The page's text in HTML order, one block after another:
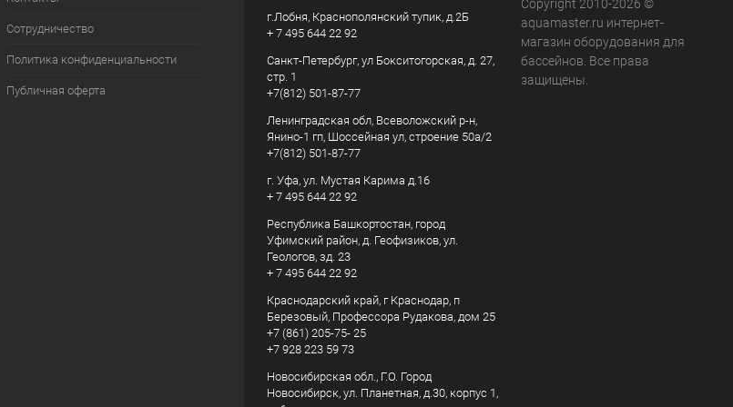
Сотрудничество
Политика конфиденциальности
Публичная оферта
г.Лобня, Краснополянский тупик, д.2Б
+ 7 495 644 22 92
Санкт-Петербург, ул Бокситогорская, д. 27,
стр. 1
+7(812) 501-87-77
Ленинградская обл, Всеволожский р-н,
Янино-1 гп, Шоссейная ул, строение 50а/2
+7(812) 501-87-77
г. Уфа, ул. Мустая Карима д.16
+ 7 495 644 22 92
Республика Башкортостан, город
Уфимский район, д. Геофизиков, ул.
Геологов, зд. 23
+ 7 495 644 22 92
Краснодарский край, г Краснодар, п
Березовый, Профессора Рудакова, дом 25
+7 (861) 205-75- 25
+7 928 223 59 73
Новосибирская обл., Г.О. Город
Новосибирск, ул. Планетная, д.30, корпус 1,
Copyright 2010-2026 ©
aquamaster.ru интернет-
магазин оборудования для
бассейнов. Все права
защищены.